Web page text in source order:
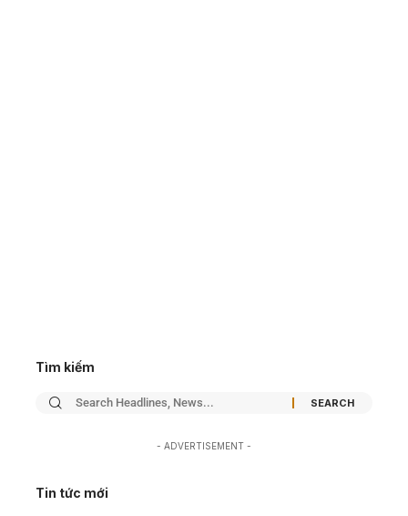
Tìm kiếm
- ADVERTISEMENT -
Tin tức mới